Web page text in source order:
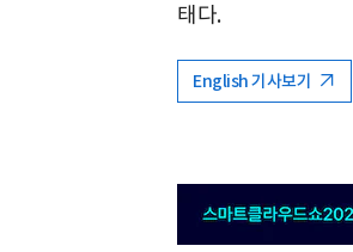
태다.
English 기사보기